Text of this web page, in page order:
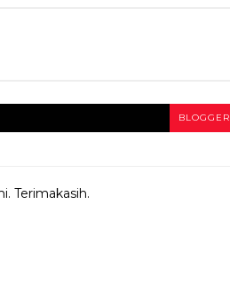
BLOGGER
Terimakasih.